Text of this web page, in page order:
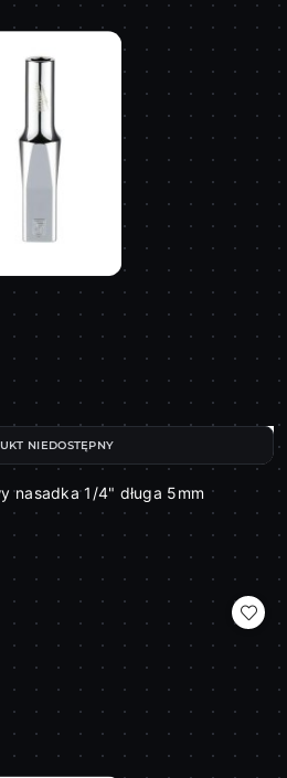
nasadka 1/4" długa 5mm
NIEDOSTĘPNY